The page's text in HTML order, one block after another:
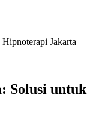
Hipnoterapi Jakarta
Solusi untuk